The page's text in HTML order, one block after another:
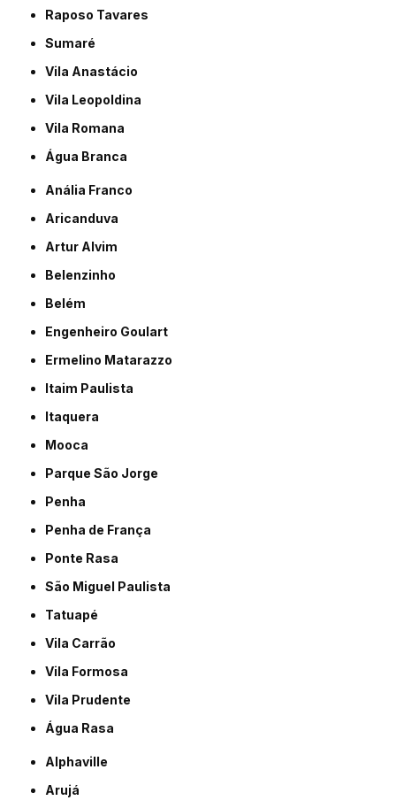
Raposo Tavares
Sumaré
Vila Anastácio
Vila Leopoldina
Vila Romana
Água Branca
Anália Franco
Aricanduva
Artur Alvim
Belenzinho
Belém
Engenheiro Goulart
Ermelino Matarazzo
Itaim Paulista
Itaquera
Mooca
Parque São Jorge
Penha
Penha de França
Ponte Rasa
São Miguel Paulista
Tatuapé
Vila Carrão
Vila Formosa
Vila Prudente
Água Rasa
Alphaville
Arujá